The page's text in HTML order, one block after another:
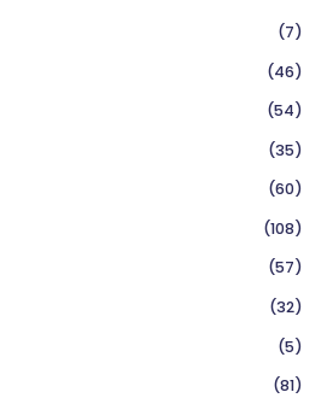
(7)
(46)
(54)
(35)
(60)
(108)
(57)
(32)
(5)
(81)